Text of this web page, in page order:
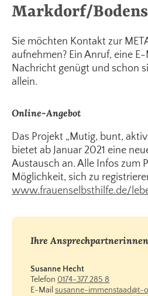
Markdorf/
Sie möchten Kontakt zur
aufnehmen? Ein Anruf, eine
Nachricht genügt und schon
allein.
Online-Angebot
Das Projekt „Mutig, bunt,
bietet ab Januar 2021 eine
Austausch an. Alle Infos zum
Möglichkeit, sich zu
www.frauenselbsthilfe.de/
Ihre
Susanne Hecht
Telefon 0174-377 285 8
E-Mail susanne-immenstaad@t-